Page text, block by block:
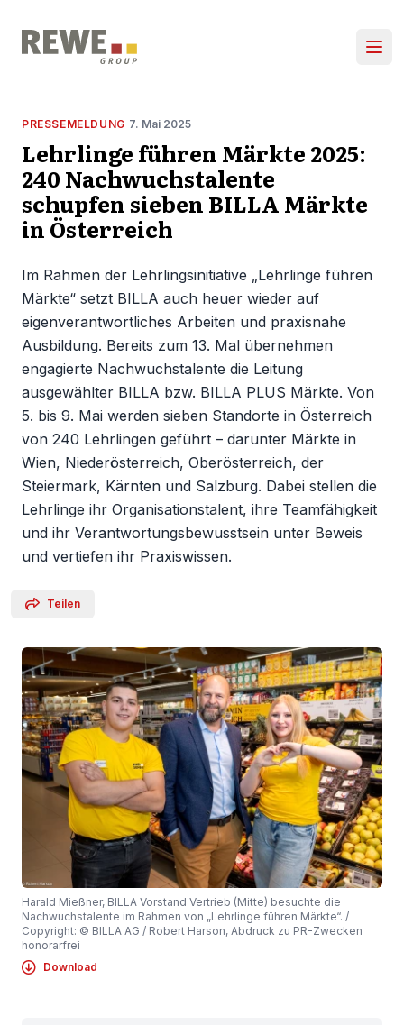
PRESSEMELDUNG 7. Mai 2025
Lehrlinge führen Märkte 2025:
240 Nachwuchstalente
schupfen sieben BILLA Märkte
in Österreich
Im Rahmen der Lehrlingsinitiative „Lehrlinge führen
Märkte“ setzt BILLA auch heuer wieder auf
eigenverantwortliches Arbeiten und praxisnahe
Ausbildung. Bereits zum 13. Mal übernehmen
engagierte Nachwuchstalente die Leitung
ausgewählter BILLA bzw. BILLA PLUS Märkte. Von
5. bis 9. Mai werden sieben Standorte in Österreich
von 240 Lehrlingen geführt – darunter Märkte in
Wien, Niederösterreich, Oberösterreich, der
Steiermark, Kärnten und Salzburg. Dabei stellen die
Lehrlinge ihr Organisationstalent, ihre Teamfähigkeit
und ihr Verantwortungsbewusstsein unter Beweis
und vertiefen ihr Praxiswissen.
Teilen
Harald Mießner, BILLA Vorstand Vertrieb (Mitte) besuchte die
Nachwuchstalente im Rahmen von „Lehrlinge führen Märkte“. /
Copyright: © BILLA AG / Robert Harson, Abdruck zu PR-Zwecken
honorarfrei
Download